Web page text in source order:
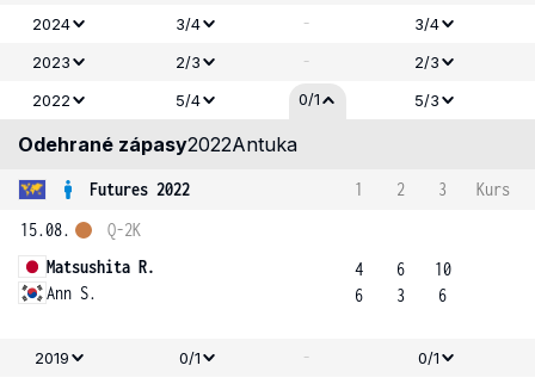
2024
3/4 -
3/4
2023
2/3 -
2/3
2022
5/4 0/1 5/3
Odehrané zápasy2022Antuka
Futures 2022 1 2 3
Kurs
15.08.
Matsushita R.
Ann S.
Q-2K
4
6
6
3
10
6
2019 0/1 -
0/1